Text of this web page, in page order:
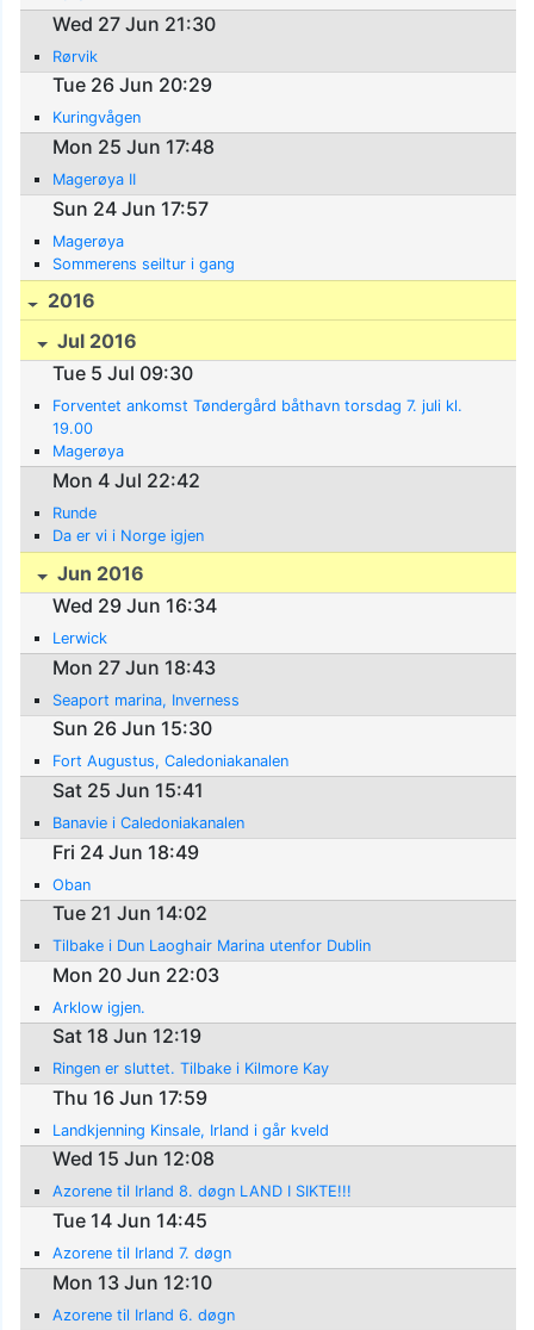
Wed 27 Jun 21:30
Rørvik
Tue 26 Jun 20:29
Kuringvågen
Mon 25 Jun 17:48
Magerøya II
Sun 24 Jun 17:57
Magerøya
Sommerens seiltur i gang
2016
Jul 2016
Tue 5 Jul 09:30
Forventet ankomst Tøndergård båthavn torsdag 7. juli kl.
19.00
Magerøya
Mon 4 Jul 22:42
Runde
Da er vi i Norge igjen
Jun 2016
Wed 29 Jun 16:34
Lerwick
Mon 27 Jun 18:43
Seaport marina, Inverness
Sun 26 Jun 15:30
Fort Augustus, Caledoniakanalen
Sat 25 Jun 15:41
Banavie i Caledoniakanalen
Fri 24 Jun 18:49
Oban
Tue 21 Jun 14:02
Tilbake i Dun Laoghair Marina utenfor Dublin
Mon 20 Jun 22:03
Arklow igjen.
Sat 18 Jun 12:19
Ringen er sluttet. Tilbake i Kilmore Kay
Thu 16 Jun 17:59
Landkjenning Kinsale, Irland i går kveld
Wed 15 Jun 12:08
Azorene til Irland 8. døgn LAND I SIKTE!!!
Tue 14 Jun 14:45
Azorene til Irland 7. døgn
Mon 13 Jun 12:10
Azorene til Irland 6. døgn